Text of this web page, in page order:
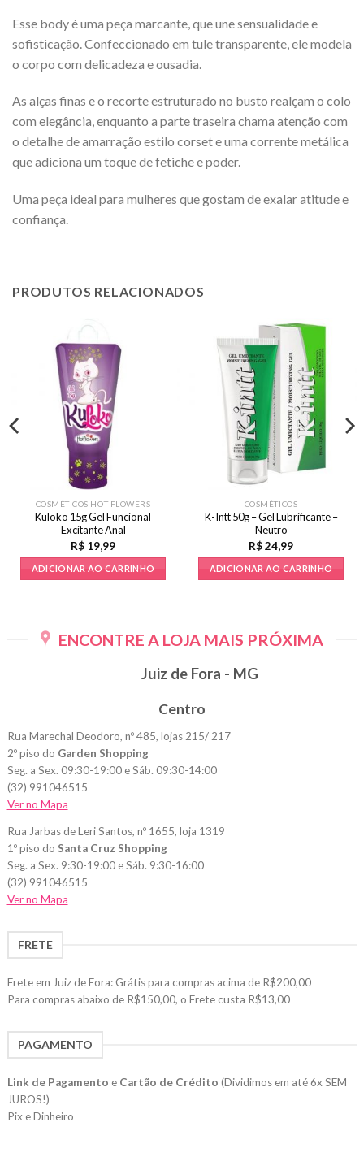
Esse body é uma peça marcante, que une sensualidade e
sofisticação. Confeccionado em tule transparente, ele modela
o corpo com delicadeza e ousadia.
As alças finas e o recorte estruturado no busto realçam o colo
com elegância, enquanto a parte traseira chama atenção com
o detalhe de amarração estilo corset e uma corrente metálica
que adiciona um toque de fetiche e poder.
Uma peça ideal para mulheres que gostam de exalar atitude e
confiança.
PRODUTOS RELACIONADOS
COSMÉTICOS HOT FLOWERS
Kuloko 15g Gel Funcional
Excitante Anal
R$ 19,99
ADICIONAR AO CARRINHO
COSMÉTICOS
K-Intt 50g – Gel Lubrificante –
Neutro
R$24,99
ADICIONAR AO CARRINHO
ENCONTRE A LOJA MAIS PRÓXIMA
Juiz de Fora - MG
Centro
Rua Marechal Deodoro, nº 485, lojas 215/ 217
2º piso do Garden Shopping
Seg. a Sex. 09:30-19:00 e Sáb. 09:30-14:00
(32) 991046515
Ver no Mapa
Rua Jarbas de Leri Santos, nº 1655, loja 1319
1º piso do Santa Cruz Shopping
Seg. a Sex. 9:30-19:00 e Sáb. 9:30-16:00
(32) 991046515
Ver no Mapa
FRETE
Frete em Juiz de Fora: Grátis para compras acima de R$200,00
Para compras abaixo de R$150,00, o Frete custa R$13,00
PAGAMENTO
Link de Pagamento e Cartão de Crédito (Dividimos em até 6x SEM
JUROS!)
Pix e Dinheiro